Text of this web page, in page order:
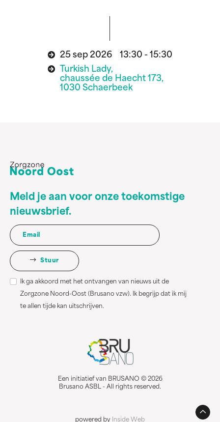
25 sep 2026 13:30 - 15:30
Turkish Lady,
chaussée de Haecht 173,
1030 Schaerbeek
Meld je aan voor onze toekomstige
nieuwsbrief.
Stuur
Ik ga akkoord met het ontvangen van nieuws uit de
Zorgzone Noord-Oost (Brusano vzw). Ik begrijp dat ik mij
te allen tijde kan uitschrijven.
Een initiatief van BRUSANO © 2026
Brusano ASBL - All rights reserved.
powered by Inside Web